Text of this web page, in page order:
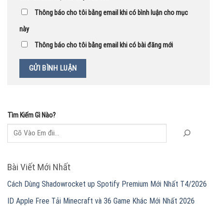
Thông báo cho tôi bằng email khi có bình luận cho mục
này
Thông báo cho tôi bằng email khi có bài đăng mới
Tìm Kiếm Gì Nào?
Bài Viết Mới Nhất
Cách Dùng Shadowrocket up Spotify Premium Mới Nhất T4/2026
ID Apple Free Tải Minecraft và 36 Game Khác Mới Nhất 2026